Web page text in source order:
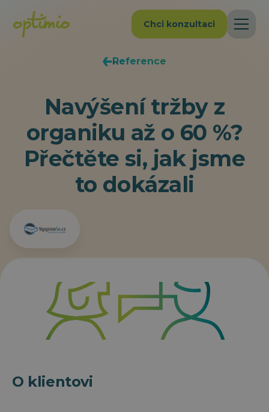
Chci konzultaci
Reference
Navýšení tržby z
organiku až o 60 %?
Přečtěte si, jak jsme
to dokázali
O klientovi